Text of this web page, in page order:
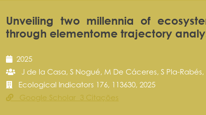
Unveiling two millennia of
through elementome trajectory
2025
J de la Casa, S Nogué, M De Cáceres, S Pla-Rabés,
Ecological Indicators 176, 113630, 2025
Google Scholar 3 Citações